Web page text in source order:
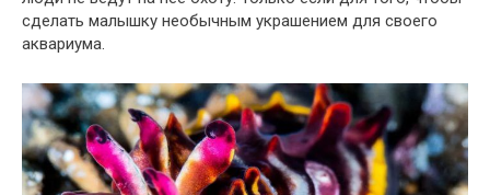
сделать малышку необычным украшением для своего
аквариума.